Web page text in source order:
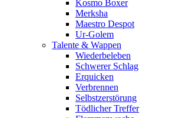
Kosmo Boxer
Merksha
Maestro Despot
Ur-Golem
Talente & Wappen
Wiederbeleben
Schwerer Schlag
Erquicken
Verbrennen
Selbstzerstörung
Tödlicher Treffer